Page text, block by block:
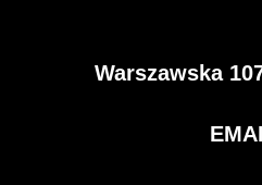
Warszawska